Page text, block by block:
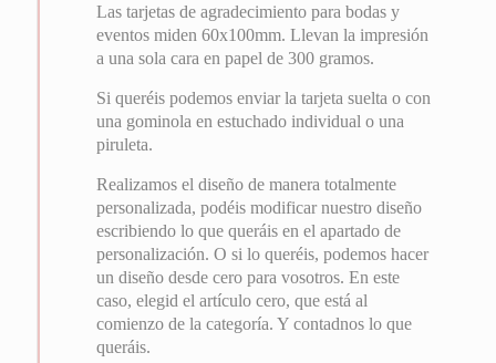
Las tarjetas de agradecimiento para bodas y
eventos miden 60x100mm. Llevan la impresión
a una sola cara en papel de 300 gramos.
Si queréis podemos enviar la tarjeta suelta o con
una gominola en estuchado individual o una
piruleta.
Realizamos el diseño de manera totalmente
personalizada, podéis modificar nuestro diseño
escribiendo lo que queráis en el apartado de
personalización. O si lo queréis, podemos hacer
un diseño desde cero para vosotros. En este
caso, elegid el artículo cero, que está al
comienzo de la categoría. Y contadnos lo que
queráis.